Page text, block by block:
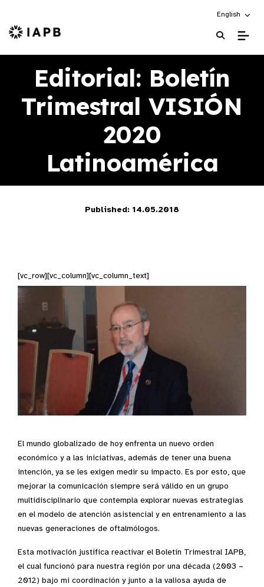
Choose an
English
IAPB Home Page
Editorial: Boletín
Trimestral VISIÓN
2020
Latinoamérica
Published: 14.05.2018
[vc_row][vc_column][vc_column_text]
El mundo globalizado de hoy enfrenta un nuevo orden
económico y a las iniciativas, además de tener una buena
intención, ya se les exigen medir su impacto. Es por esto, que
mejorar la comunicación siempre será válido en un grupo
multidisciplinario que contempla explorar nuevas estrategias
en el modelo de atención asistencial y en entrenamiento a las
nuevas generaciones de oftalmólogos.
Esta motivación justifica reactivar el Boletín Trimestral IAPB,
el cual funcionó para nuestra región por una década (2003 –
2012) bajo mi coordinación y junto a la valiosa ayuda de